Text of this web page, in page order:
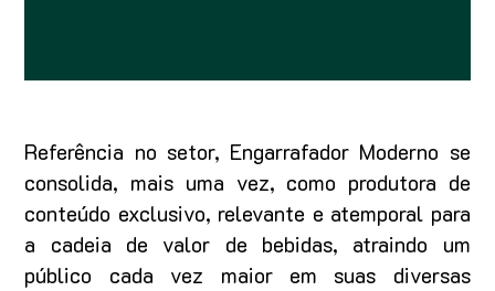
Referência no setor, Engarrafador Moderno se
consolida, mais uma vez, como produtora de
conteúdo exclusivo, relevante e atemporal para
a cadeia de valor de bebidas, atraindo um
público cada vez maior em suas diversas